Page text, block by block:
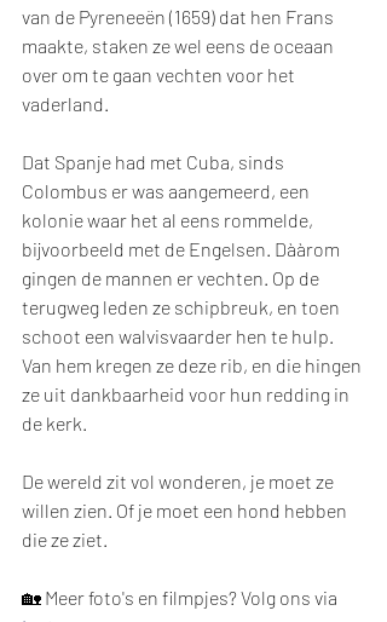
van de Pyreneeën (1659) dat hen Frans
maakte, staken ze wel eens de oceaan
over om te gaan vechten voor het
vaderland.
Dat Spanje had met Cuba, sinds
Colombus er was aangemeerd, een
kolonie waar het al eens rommelde,
bijvoorbeeld met de Engelsen. Dààrom
gingen de mannen er vechten. Op de
terugweg leden ze schipbreuk, en toen
schoot een walvisvaarder hen te hulp.
Van hem kregen ze deze rib, en die hingen
ze uit dankbaarheid voor hun redding in
de kerk.
De wereld zit vol wonderen, je moet ze
willen zien. Of je moet een hond hebben
die ze ziet.
🏡 Meer foto's en filmpjes? Volg ons via